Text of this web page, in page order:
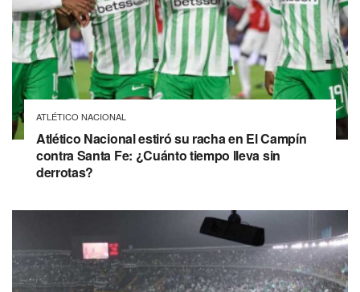
ATLÉTICO NACIONAL
Atlético Nacional estiró su racha en El Campín
contra Santa Fe: ¿Cuánto tiempo lleva sin
derrotas?